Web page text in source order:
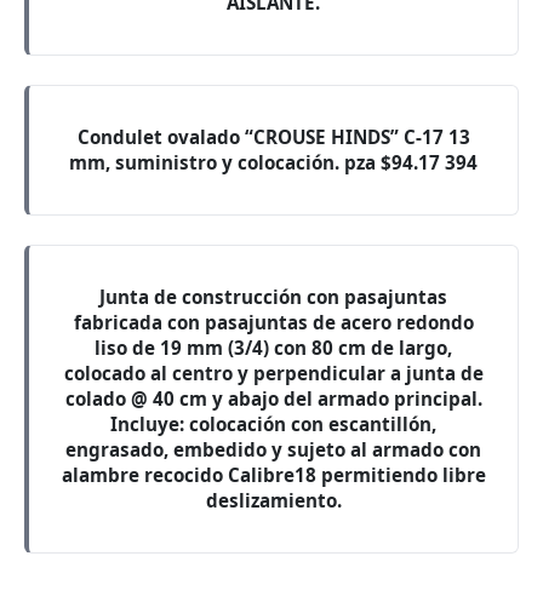
Condulet ovalado “CROUSE HINDS” C-17 13
mm, suministro y colocación. pza $94.17 394
Junta de construcción con pasajuntas
fabricada con pasajuntas de acero redondo
liso de 19 mm (3/4) con 80 cm de largo,
colocado al centro y perpendicular a junta de
colado @ 40 cm y abajo del armado principal.
Incluye: colocación con escantillón,
engrasado, embedido y sujeto al armado con
alambre recocido Calibre18 permitiendo libre
deslizamiento.